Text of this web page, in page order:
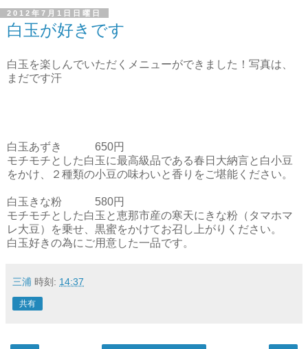
2012年7月1日日曜日
白玉が好きです
白玉を楽しんでいただくメニューができました！写真は、
まだです汗
白玉あずき 650円
モチモチとした白玉に最高級品である春日大納言と白小豆
をかけ、
２種類の小豆の味わいと香りをご堪能ください。
白玉きな粉 580円
モチモチとした白玉と恵那市産の寒天にきな粉（タマホマ
レ大豆）
を乗せ、黒蜜をかけてお召し上がりください。
白玉好きの為にご用意した一品です。
三浦 時刻: 14:37
共有